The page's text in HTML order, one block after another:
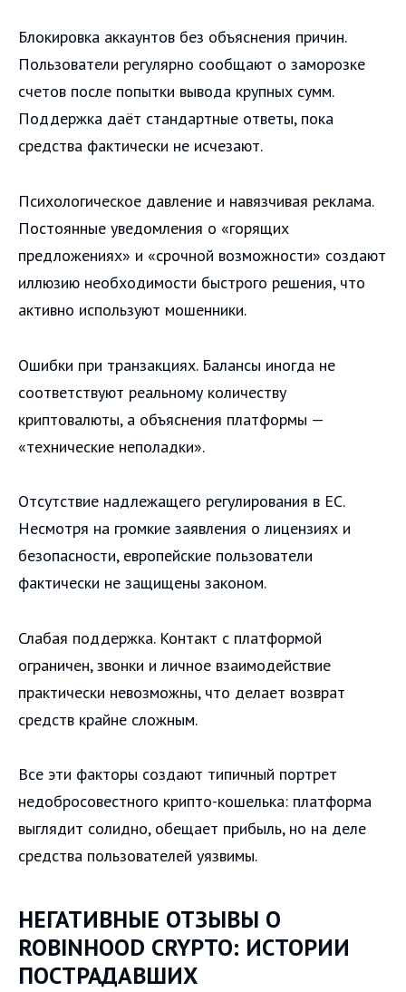
Блокировка аккаунтов без объяснения причин.
Пользователи регулярно сообщают о заморозке
счетов после попытки вывода крупных сумм.
Поддержка даёт стандартные ответы, пока
средства фактически не исчезают.
Психологическое давление и навязчивая реклама.
Постоянные уведомления о «горящих
предложениях» и «срочной возможности» создают
иллюзию необходимости быстрого решения, что
активно используют мошенники.
Ошибки при транзакциях. Балансы иногда не
соответствуют реальному количеству
криптовалюты, а объяснения платформы —
«технические неполадки».
Отсутствие надлежащего регулирования в ЕС.
Несмотря на громкие заявления о лицензиях и
безопасности, европейские пользователи
фактически не защищены законом.
Слабая поддержка. Контакт с платформой
ограничен, звонки и личное взаимодействие
практически невозможны, что делает возврат
средств крайне сложным.
Все эти факторы создают типичный портрет
недобросовестного крипто-кошелька: платформа
выглядит солидно, обещает прибыль, но на деле
средства пользователей уязвимы.
НЕГАТИВНЫЕ ОТЗЫВЫ О
ROBINHOOD CRYPTO: ИСТОРИИ
ПОСТРАДАВШИХ